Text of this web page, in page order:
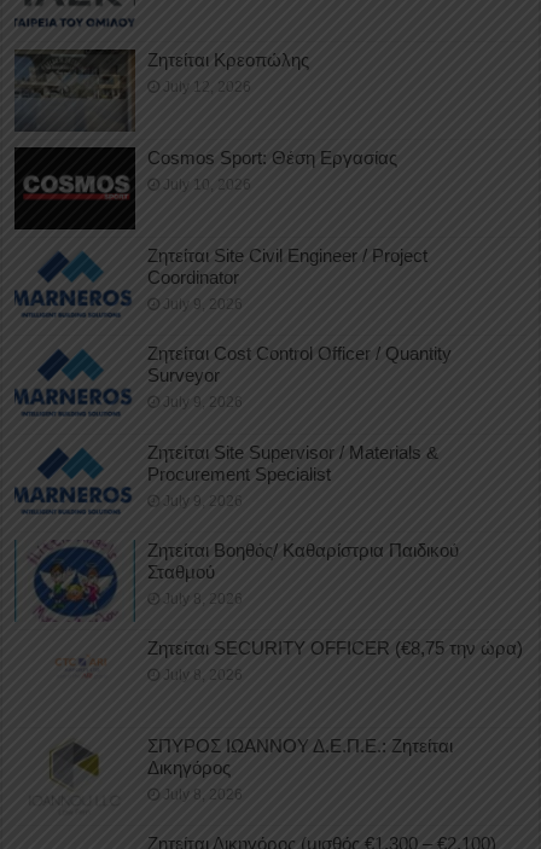
Ζητείται Κρεοπώλης
July 12, 2026
Cosmos Sport: Θέση Εργασίας
July 10, 2026
Ζητείται Site Civil Engineer / Project
Coordinator
July 9, 2026
Ζητείται Cost Control Officer / Quantity
Surveyor
July 9, 2026
Ζητείται Site Supervisor / Materials &
Procurement Specialist
July 9, 2026
Ζητείται Βοηθός/ Καθαρίστρια Παιδικού
Σταθμού
July 8, 2026
Ζητείται SECURITY OFFICER (€8,75 την ώρα)
July 8, 2026
ΣΠΥΡΟΣ ΙΩΑΝΝΟΥ Δ.Ε.Π.Ε.: Ζητείται
Δικηγόρος
July 8, 2026
Ζητείται Δικηγόρος (μισθός €1.300 – €2.100)